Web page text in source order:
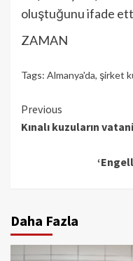
oluştuğunu ifade
ZAMAN
Tags: Almanya'da, şirket
Continue
Reading
Previous
Kınalı kuzuların
Daha Fazla